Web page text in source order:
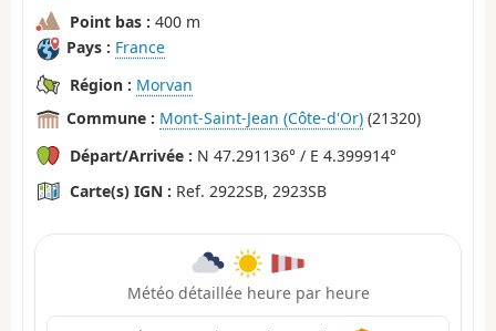
Point bas : 400 m
Pays : France
Région : Morvan
Commune : Mont-Saint-Jean (Côte-d'Or) (21320)
Départ/Arrivée : N 47.291136° / E 4.399914°
Carte(s) IGN : Ref. 2922SB, 2923SB
Météo détaillée heure par heure